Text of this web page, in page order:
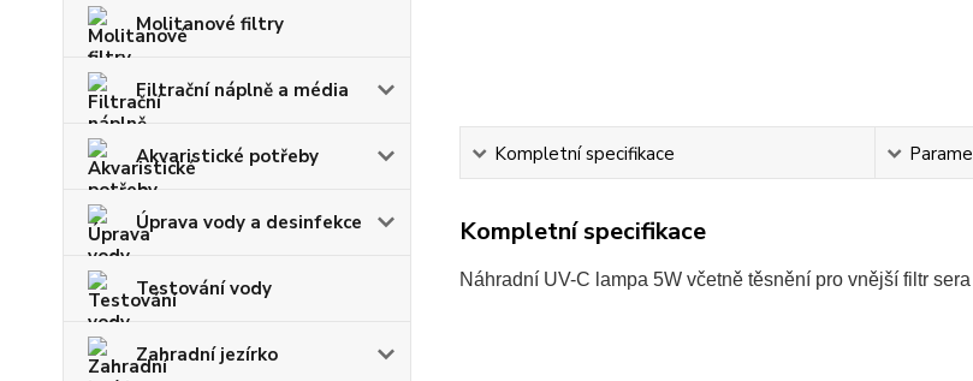
Molitanové filtry
Filtrační náplně a média
Akvaristické potřeby
Úprava vody a desinfekce
Testování vody
Zahradní jezírko
Kompletní specifikace
Kompletní specifikace
Náhradní UV-C lampa 5W včetně těsnění pro vnější filtr